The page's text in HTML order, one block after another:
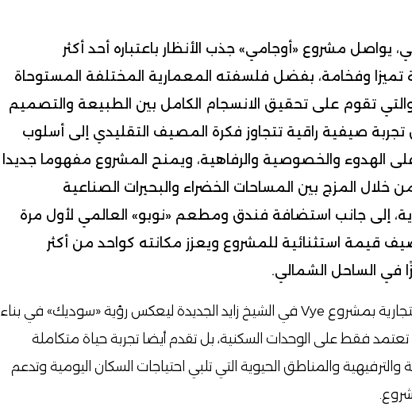
يواصل مشروع «أوجامي» جذب الأنظار باعتباره أحد أكثر
تميزا وفخامة، بفضل فلسفته المعمارية المختلفة المستوحاة
والتي تقوم على تحقيق الانسجام الكامل بين الطبيعة والتصميم
تجربة صيفية راقية تتجاوز فكرة المصيف التقليدي إلى أسلوب
الهدوء والخصوصية والرفاهية، ويمنح المشروع مفهوما جديدا
خلال المزج بين المساحات الخضراء والبحيرات الصناعية
إلى جانب استضافة فندق ومطعم «نوبو» العالمي لأول مرة
قيمة استثنائية للمشروع ويعزز مكانته كواحد من أكثر
في الساحل الشمالي.
ويأتى إطلاق المرحلة التجارية بمشروع Vye في الشيخ زايد الجديدة ليعكس رؤية «سوديك» في بناء
فقط على الوحدات السكنية، بل تقدم أيضا تجربة حياة متكاملة
والترفيهية والمناطق الحيوية التي تلبي احتياجات السكان اليومية وتدعم